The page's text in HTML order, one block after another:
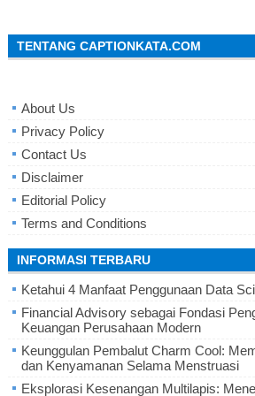
TENTANG CAPTIONKATA.COM
About Us
Privacy Policy
Contact Us
Disclaimer
Editorial Policy
Terms and Conditions
INFORMASI TERBARU
Ketahui 4 Manfaat Penggunaan Data
Financial Advisory sebagai Fondasi
Keuangan Perusahaan Modern
Keunggulan Pembalut Charm Cool:
dan Kenyamanan Selama Menstruasi
Eksplorasi Kesenangan Multilapis: